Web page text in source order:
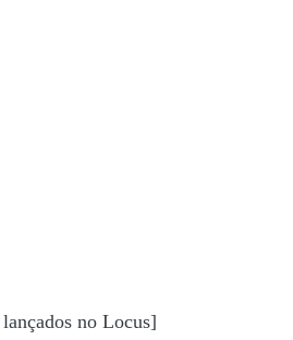
no Locus]